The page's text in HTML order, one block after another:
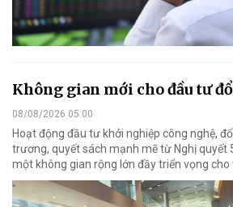
Không gian mới cho đầu tư
08/08/2026 05:00
Hoạt động đầu tư khởi nghiệp công nghệ,
trương, quyết sách mạnh mẽ từ Nghị quyết
một không gian rộng lớn đầy triển vọng